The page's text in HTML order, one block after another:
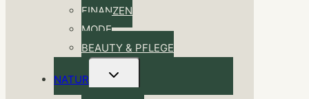
FINANZEN
MODE
BEAUTY & PFLEGE
NATUR
Untermenü